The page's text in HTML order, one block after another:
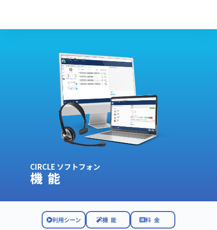
CIRCLE ソフトフォン
機能
利用シーン 機能 料金